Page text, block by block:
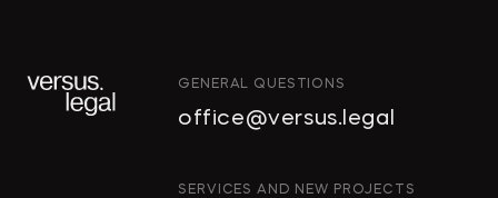
ИНТЕЛЛЕКТУАЛЬНАЯ
GENERAL QUESTIONS
office@versus.legal
SERVICES AND NEW PROJECTS